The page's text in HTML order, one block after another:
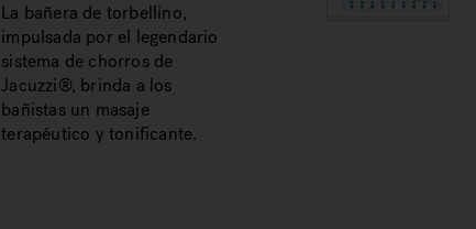
La bañera de torbellino,
impulsada por el legendario
sistema de chorros de
Jacuzzi®, brinda a los
bañistas un masaje
terapéutico y tonificante.